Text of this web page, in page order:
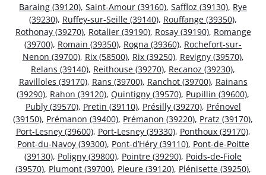
Baraing (39120), Saint-Amour (39160), Saffloz (39130), Rye
(39230), Ruffey-sur-Seille (39140), Rouffange (39350),
Rothonay (39270), Rotalier (39190), Rosay (39190), Romange
(39700), Romain (39350), Rogna (39360), Rochefort-sur-
Nenon (39700), Rix (58500), Rix (39250), Revigny (39570),
Relans (39140), Reithouse (39270), Recanoz (39230),
Ravilloles (39170), Rans (39700), Ranchot (39700), Rainans
(39290), Rahon (39120), Quintigny (39570), Pupillin (39600),
Publy (39570), Pretin (39110), Présilly (39270), Prénovel
(39150), Prémanon (39400), Prémanon (39220), Pratz (39170),
Port-Lesney (39600), Port-Lesney (39330), Ponthoux (39170),
Pont-du-Navoy (39300), Pont-d’Héry (39110), Pont-de-Poitte
(39130), Poligny (39800), Pointre (39290), Poids-de-Fiole
(39570), Plumont (39700), Pleure (39120), Plénisette (39250),